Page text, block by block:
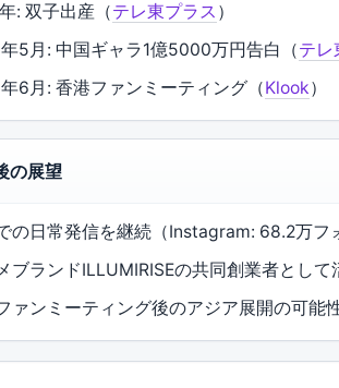
: 双子出産（テレ東プラス ）
5月: 中国ギャラ1億5000万円告白（テレ
6月: 香港ファンミーティング（Klook）
の展望
の日常発信を継続（Instagram: 68.2万フ
ブランドILLUMIRISEの共同創業者として
ァンミーティング後のアジア展開の可能